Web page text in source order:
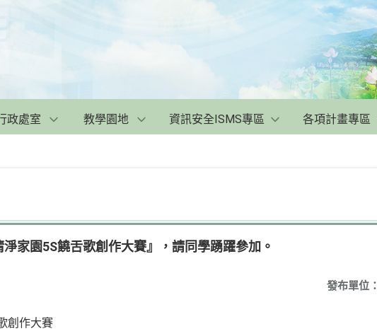
政處室 教學園地 資訊安全ISMS專區 各項計畫專區
家園5S饒舌歌創作大賽』，請同學踴躍參加。
發布單位：
創作大賽